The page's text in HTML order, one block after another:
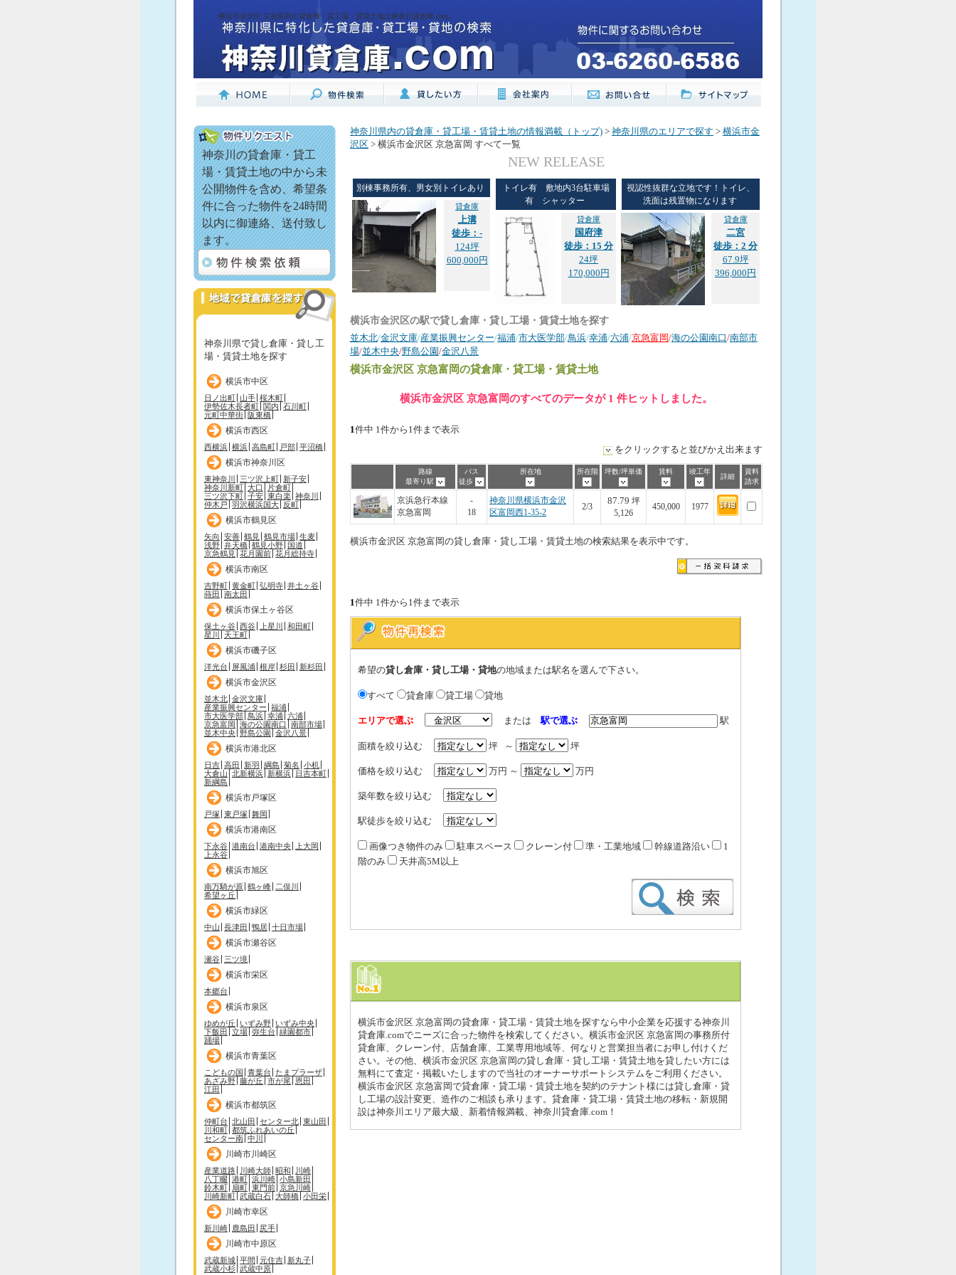
横浜市金沢区 京急富岡の貸倉庫・貸工場・賃貸土地は神奈川貸倉庫.com。
神奈川の貸倉庫・貸工
場・賃貸土地の中から未
公開物件を含め、希望条
件に合った物件を24時間
以内に御連絡、送付致し
ます。
神奈川県で貸し倉庫・貸し工
場・賃貸土地を探す
横浜市中区
日ノ出町 山手 桜木町
伊勢佐木長者町 関内 石川町
元町中華街 阪東橋
横浜市西区
西横浜 横浜 高島町 戸部 平沼橋
横浜市神奈川区
東神奈川 三ツ沢上町 新子安
神奈川新町 大口
片倉町
三ツ沢下町 子安 東白楽 神奈川
仲木戸 羽沢横浜国大 反町
横浜市鶴見区
矢向 安善 鶴見 鶴見市場 生麦
浅野 弁天橋 鶴見小野
国道
京急鶴見
花月園前 花月総持寺
横浜市南区
吉野町 黄金町 弘明寺 井土ヶ谷
蒔田 南太田
横浜市保土ヶ谷区
保土ヶ谷 西谷 上星川
和田町
星川
天王町
横浜市磯子区
洋光台 屏風浦 根岸 杉田 新杉田
横浜市金沢区
並木北 金沢文庫
産業振興センター 福浦
市大医学部 鳥浜 幸浦 六浦
京急富岡 海の公園南口
南部市場
並木中央 野島公園 金沢八景
横浜市港北区
日吉 高田 新羽 綱島 菊名 小机
大倉山 北新横浜 新横浜 日吉本町
新綱島
横浜市戸塚区
戸塚 東戸塚 舞岡
横浜市港南区
下永谷 港南台 港南中央
上大岡
上永谷
横浜市旭区
南万騎が原 鶴ヶ峰 二俣川
希望ヶ丘
横浜市緑区
中山 長津田 鴨居 十日市場
横浜市瀬谷区
瀬谷 三ツ境
横浜市栄区
本郷台
横浜市泉区
ゆめが丘 いずみ野 いずみ中央
下飯田 立場 弥生台 緑園都市
踊場
横浜市青葉区
こどもの国 青葉台 たまプラーザ
あざみ野 藤が丘 市が尾
恩田
江田
横浜市都筑区
仲町台 北山田 センター北 東山田
川和町 都筑ふれあいの丘
センター南 中川
川崎市川崎区
産業道路 川崎大師 昭和
川崎
八丁畷 港町 浜川崎 小島新田
鈴木町 扇町 東門前 京急川崎
川崎新町 武蔵白石 大師橋 小田栄
川崎市幸区
新川崎 鹿島田 尻手
川崎市中原区
武蔵新城 平間 元住吉 新丸子
武蔵小杉 武蔵中原
神奈川県内の貸倉庫・貸工場・賃貸土地の情報満載（トップ) > 神奈川県のエリアで探す > 横浜市金
沢区 > 横浜市金沢区 京急富岡 すべて一覧
NEW RELEASE
別棟事務所有、男女別トイレあり
貸倉庫
上溝
徒歩：-
124坪
600,000円
トイレ有 敷地内3台駐車場
有 シャッター
貸倉庫
国府津
徒歩：15 分
24坪
170,000円
視認性抜群な立地です！トイレ、
洗面は残置物になります
貸倉庫
二宮
徒歩：2 分
67.9坪
396,000円
横浜市金沢区の駅で貸し倉庫・貸し工場・賃貸土地を探す
並木北/金沢文庫/産業振興センター/福浦/市大医学部/鳥浜/幸浦/六浦/京急富岡/海の公園南口 /南部市
場/並木中央/野島公園/金沢八景
横浜市金沢区 京急富岡の貸倉庫・貸工場・賃貸土地
横浜市金沢区 京急富岡のすべてのデータが 1 件ヒットしました。
1件中 1件から1件まで表示
をクリックすると並びかえ出来ます
路線
最寄り駅
バス
徒歩
所在地 所在階 坪数/坪単価 賃料 竣工年
詳細
資料
請求
京浜急行本線
京急富岡
-
18
神奈川県横浜市金沢
区富岡西1-35-2
2/3
87.79 坪
5,126
450,000 1977
横浜市金沢区 京急富岡の貸し倉庫・貸し工場・賃貸土地の検索結果を表示中です。
1件中 1件から1件まで表示
希望の貸し倉庫・貸し工場・貸地の地域または駅名を選んで下さい。
すべて 貸倉庫 貸工場 貸地
エリアで選ぶ または駅で選ぶ 駅
面積を絞り込む 坪 ～ 坪
価格を絞り込む 万円 ～ 万円
築年数を絞り込む
駅徒歩を絞り込む
画像つき物件のみ 駐車スペース クレーン付 準・工業地域 幹線道路沿い
1
階のみ
天井高5M以上
横浜市金沢区 京急富岡の貸倉庫・貸工場・賃貸土地を探すなら中小企業を応援する神奈川
貸倉庫.comでニーズに合った物件を検索してください。横浜市金沢区 京急富岡の事務所付
貸倉庫、クレーン付、店舗倉庫、工業専用地域等、何なりと営業担当者にお申し付けくだ
さい。その他、横浜市金沢区 京急富岡の貸し倉庫・貸し工場・賃貸土地を貸したい方には
無料にて査定・掲載いたしますので当社のオーナーサポートシステムをご利用ください。
横浜市金沢区 京急富岡で貸倉庫・貸工場・賃貸土地を契約のテナント様には貸し倉庫・貸
し工場の設計変更、造作のご相談も承ります。貸倉庫・貸工場・賃貸土地の移転・新規開
設は神奈川エリア最大級、新着情報満載、神奈川貸倉庫.com！